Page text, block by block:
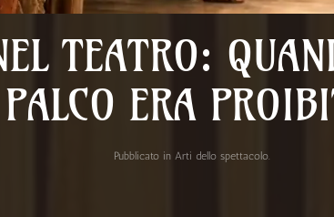
TEATRO:
PALCO ERA
Pubblicato in Arti dello spettacolo.